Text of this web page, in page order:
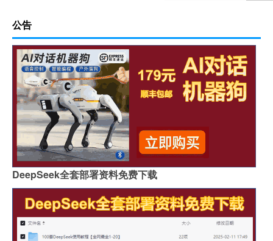
公告
DeepSeek全套部署资料免费下载